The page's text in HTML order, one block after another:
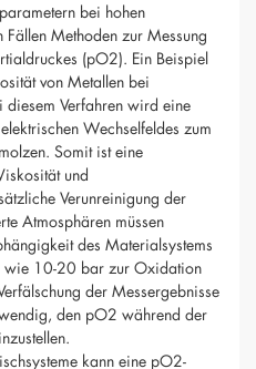
bei hohen
Fällen Methoden zur Messung
(pO2). Ein Beispiel
von Metallen bei
diesem Verfahren wird eine
Wechselfeldes zum
Somit ist eine
und
Verunreinigung der
Atmosphären müssen
des Materialsystems
wie 10-20 bar zur Oxidation
der Messergebnisse
den pO2 während der
kann eine pO2-